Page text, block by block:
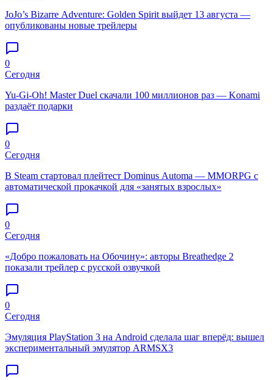
JoJo’s Bizarre Adventure: Golden Spirit выйдет 13 августа —
опубликованы новые трейлеры
0
Сегодня
Yu-Gi-Oh! Master Duel скачали 100 миллионов раз — Konami
раздаёт подарки
0
Сегодня
В Steam стартовал плейтест Dominus Automa — MMORPG с
автоматической прокачкой для «занятых взрослых»
0
Сегодня
«Добро пожаловать на Обочину»: авторы Breathedge 2
показали трейлер с русской озвучкой
0
Сегодня
Эмуляция PlayStation 3 на Android сделала шаг вперёд: вышел
экспериментальный эмулятор ARMSX3